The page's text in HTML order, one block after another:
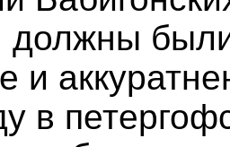
должны
и
в